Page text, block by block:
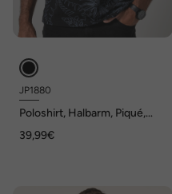
JP1880
Poloshirt, Halbarm, Piqué,
39,99€